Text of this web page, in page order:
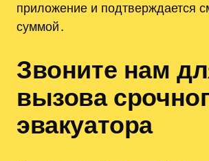
приложение и подтверждается
суммой․
Звоните нам
вызова
эвакуатора